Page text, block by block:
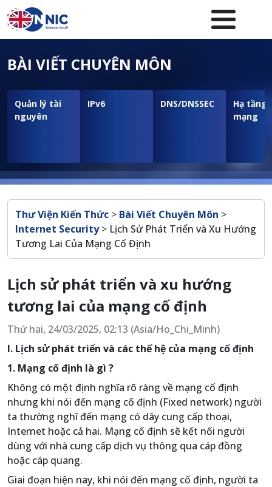
Nhảy đến nội dung
Menuheader của website
BÀI VIẾT CHUYÊN MÔN
Quản lý tài
nguyên
IPv6 DNS/DNSSEC
Hạ tầng
mạng
Breadcrumb
Thư Viện Kiến Thức > Bài Viết Chuyên Môn >
Internet Security> Lịch Sử Phát Triển và Xu Hướng
Tương Lai Của Mạng Cố Định
Lịch sử phát triển và xu hướng
tương lai của mạng cố định
Thứ hai, 24/03/2025, 02:13 (Asia/Ho_Chi_Minh)
I. Lịch sử phát triển và các thế hệ của mạng cố định
1. Mạng cố định là gì ?
Không có một định nghĩa rõ ràng về mạng cố định
nhưng khi nói đến mạng cố định (Fixed network) người
ta thường nghĩ đến mạng có dây cung cấp thoại,
Internet hoặc cả hai. Mạng cố định sẽ kết nối người
dùng với nhà cung cấp dịch vụ thông qua cáp đồng
hoặc cáp quang.
Giai đoạn hiện nay, khi nói đến mạng cố định, người ta